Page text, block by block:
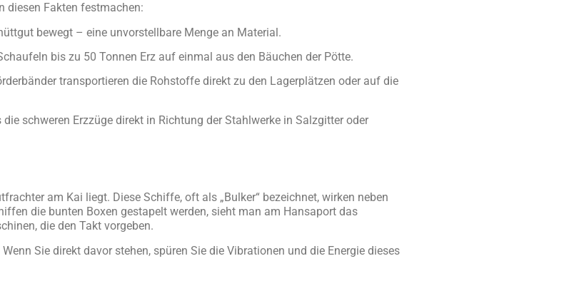
diesen Fakten festmachen:
bewegt – eine unvorstellbare Menge an Material.
bis zu 50 Tonnen Erz auf einmal aus den Bäuchen der Pötte.
transportieren die Rohstoffe direkt zu den Lagerplätzen oder auf die
schweren Erzzüge direkt in Richtung der Stahlwerke in Salzgitter oder
am Kai liegt. Diese Schiffe, oft als „Bulker“ bezeichnet, wirken neben
die bunten Boxen gestapelt werden, sieht man am Hansaport das
die den Takt vorgeben.
Sie direkt davor stehen, spüren Sie die Vibrationen und die Energie dieses